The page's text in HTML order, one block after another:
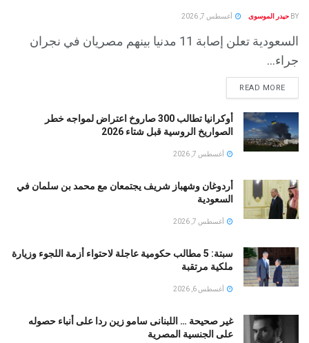
BY حيدر الموسوى أغسطس 7, 2026
السعودية تعلن إصابة 11 مدنيا بينهم مصريان في نجران
جراء...
READ MORE
أوكرانيا تطالب 300 صاروخ اعتراض لمواجه خطر
الصواريخ الروسية قبل شتاء 2026
أغسطس 7, 2026
أردوغان وشهباز شريف يجتمعان مع محمد بن سلمان في
السعودية
أغسطس 7, 2026
سبتة: 5 مطالب حكومية عاجلة لاحتواء أزمة اللجوء وزيارة
ملكية مرتقبة
أغسطس 6, 2026
غير صحيحة … اللبنانى سامو زين ردا على أنباء حصوله
على الجنسية المصرية